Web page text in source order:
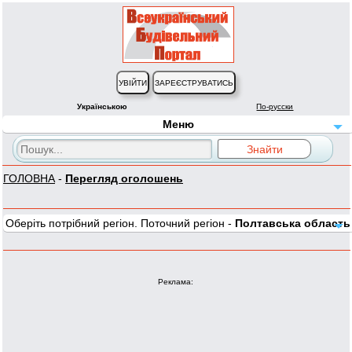
Українською По-русски
Меню
ГОЛОВНА - Перегляд оголошень
Оберіть потрібний регіон. Поточний регіон - Полтавська область
Реклама: